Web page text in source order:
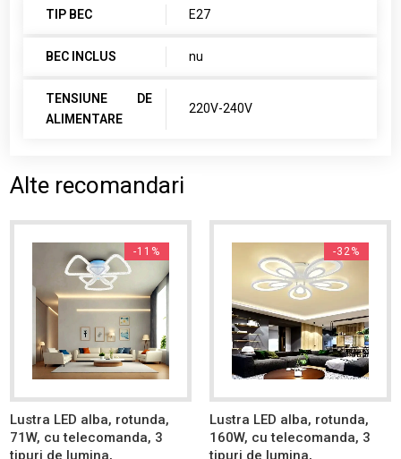
TIP BEC E27
BEC INCLUS nu
TENSIUNE DE
ALIMENTARE
220V-240V
Alte recomandari
-11%
Lustra LED alba, rotunda,
71W, cu telecomanda, 3
tipuri de lumina,
-32%
Lustra LED alba, rotunda,
160W, cu telecomanda, 3
tipuri de lumina,